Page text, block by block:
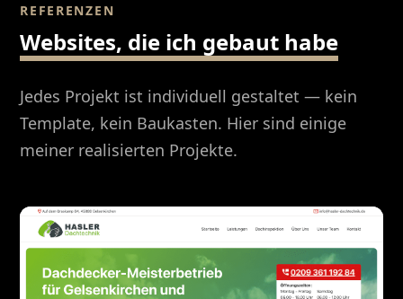
REFERENZEN
Websites, die ich gebaut habe
Jedes Projekt ist individuell gestaltet — kein
Template, kein Baukasten. Hier sind einige
meiner realisierten Projekte.